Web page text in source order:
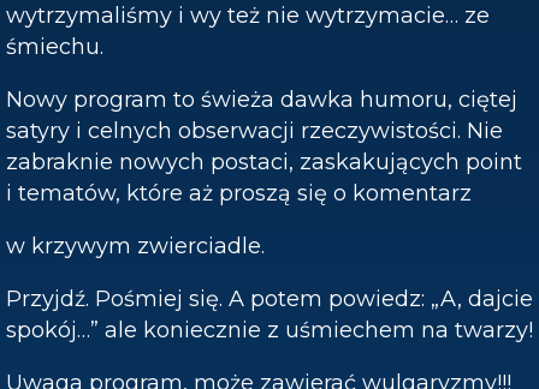
wytrzymaliśmy i wy też nie wytrzymacie… ze
śmiechu.
Nowy program to świeża dawka humoru, ciętej
satyry i celnych obserwacji rzeczywistości. Nie
zabraknie nowych postaci, zaskakujących point
i tematów, które aż proszą się o komentarz
w krzywym zwierciadle.
Przyjdź. Pośmiej się. A potem powiedz: „A, dajcie
spokój…” ale koniecznie z uśmiechem na twarzy!
Uwaga program, może zawierać wulgaryzmy!!!